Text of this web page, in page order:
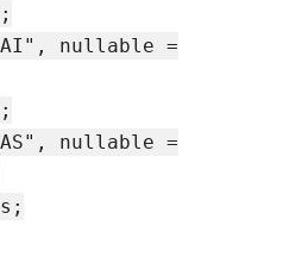
nullable =
nullable =